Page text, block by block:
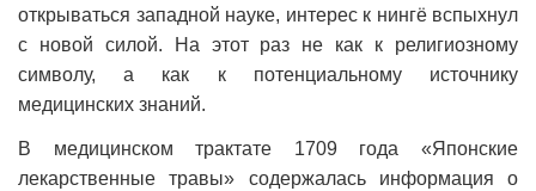
открываться западной науке, интерес к нингё вспыхнул
с новой силой. На этот раз не как к религиозному
символу, а как к потенциальному источнику
медицинских знаний.
В медицинском трактате 1709 года «Японские
лекарственные травы» содержалась информация о